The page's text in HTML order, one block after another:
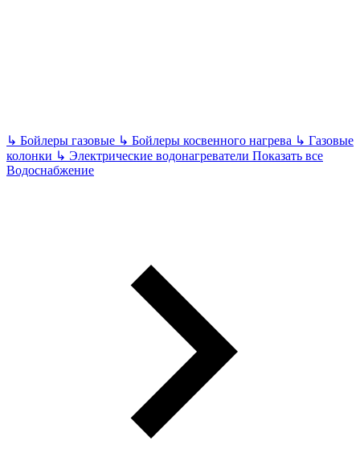
↳ Бойлеры газовые ↳ Бойлеры косвенного нагрева ↳ Газовые
колонки ↳ Электрические водонагреватели Показать все
Водоснабжение